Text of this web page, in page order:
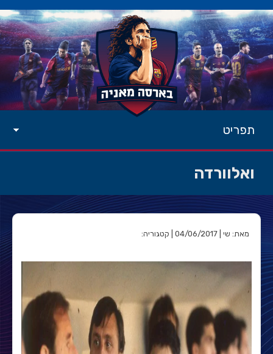
תפריט
ואלוורדה
מאת: שי | 04/06/2017 | קטגוריה: